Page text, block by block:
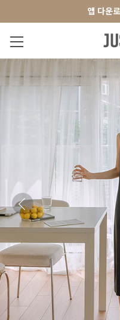
앱 다운
회원
앱 다운
회원
오늘출